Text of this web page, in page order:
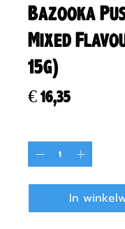
Bazooka
Mixed
15g)
€ 16,35Prijs
In